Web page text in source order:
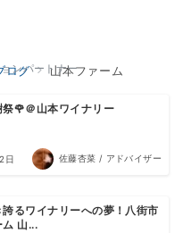
ンパートナー
ログ 山本ファーム
🌹＠山本ワイナリー
日 佐藤杏菜 / アドバイザー
るワイナリーへの夢！八街市
ム 山...